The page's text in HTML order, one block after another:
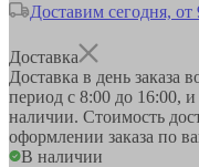
Доставим сегодня, от
Доставка
Доставка в день заказа
период с 8:00 до 16:00, и
наличии. Стоимость
оформлении заказа по
В наличии